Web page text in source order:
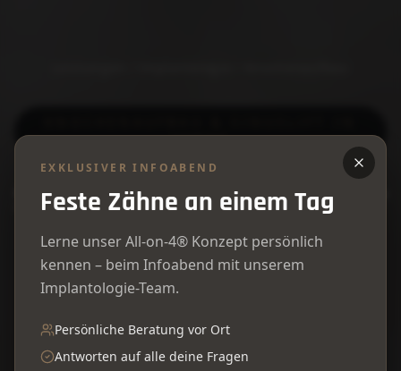
HERNE
Starkes Fundament für
feste Zähne
Zu wenig Knochen für ein Implantat? Nicht
bei uns. Wir bauen fehlende Substanz
schonend und sicherwieder auf – damit
EXKLUSIVER INFOABEND
Feste Zähne an einem Tag
Lerne unser All-on-4® Konzept persönlich
kennen – beim Infoabend mit unserem
Implantologie-Team.
Persönliche Beratung vor Ort
Antworten auf alle deine Fragen